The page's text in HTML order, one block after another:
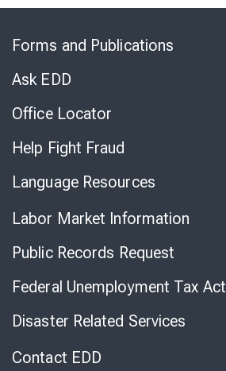
Forms and Publications
Ask EDD
Office Locator
Help Fight Fraud
Language Resources
Labor Market Information
Public Records Request
Federal Unemployment Tax Act
Disaster Related Services
Contact EDD